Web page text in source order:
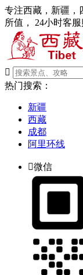
专注西藏，新疆，
所值， 24小时客服

热门搜索：
新疆
西藏
成都
阿里环线
微信